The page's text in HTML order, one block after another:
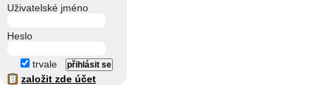
Uživatelské jméno
Heslo
trvale
založit zde účet